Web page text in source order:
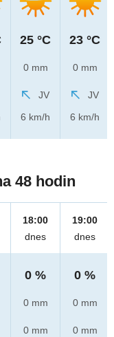
25 °C
0 mm
JV
6 km/h
23 °C
0 mm
JV
6 km/h
48 hodin
18:00
dnes
0 %
0 mm
0 mm
19:00
dnes
0 %
0 mm
0 mm